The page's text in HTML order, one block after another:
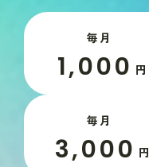
毎月
1,000 円
毎月
3,000 円